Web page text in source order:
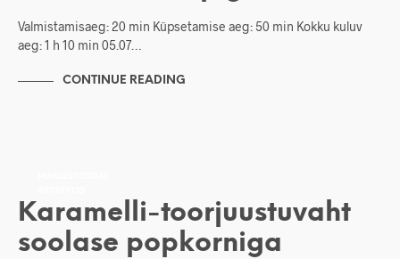
Valmistamisaeg: 20 min Küpsetamise aeg: 50 min Kokku kuluv
aeg: 1 h 10 min 05.07…
CONTINUE READING
Karamelli-toorjuustuvaht
soolase popkorniga